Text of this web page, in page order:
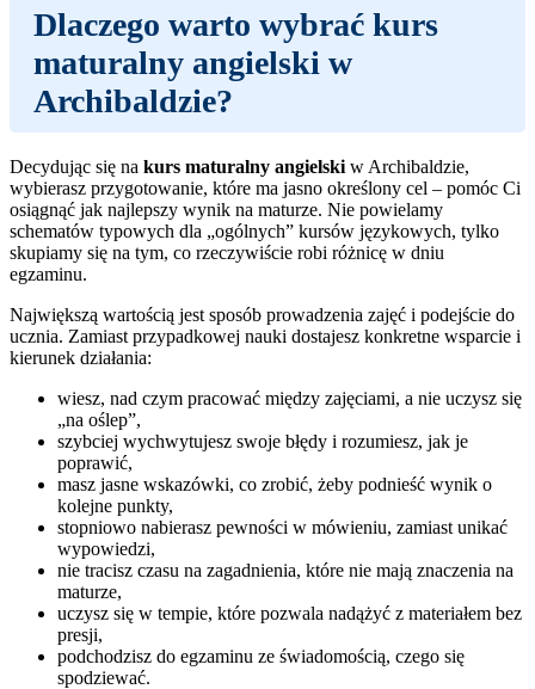
Dlaczego warto wybrać kurs
maturalny angielski w
Archibaldzie?
Decydując się na kurs maturalny angielski w Archibaldzie,
wybierasz przygotowanie, które ma jasno określony cel – pomóc Ci
osiągnąć jak najlepszy wynik na maturze. Nie powielamy
schematów typowych dla „ogólnych” kursów językowych, tylko
skupiamy się na tym, co rzeczywiście robi różnicę w dniu
egzaminu.
Największą wartością jest sposób prowadzenia zajęć i podejście do
ucznia. Zamiast przypadkowej nauki dostajesz konkretne wsparcie i
kierunek działania:
wiesz, nad czym pracować między zajęciami, a nie uczysz się
„na oślep”,
szybciej wychwytujesz swoje błędy i rozumiesz, jak je
poprawić,
masz jasne wskazówki, co zrobić, żeby podnieść wynik o
kolejne punkty,
stopniowo nabierasz pewności w mówieniu, zamiast unikać
wypowiedzi,
nie tracisz czasu na zagadnienia, które nie mają znaczenia na
maturze,
uczysz się w tempie, które pozwala nadążyć z materiałem bez
presji,
podchodzisz do egzaminu ze świadomością, czego się
spodziewać.